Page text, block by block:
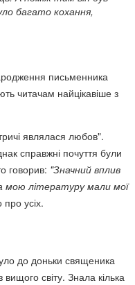
багато кохання,
письменника
читачам найцікавіше з
являлася любов".
справжні почуття були
говорив: "Значний вплив
літературу мали мої
усіх.
до доньки священика
світу. Знала кілька